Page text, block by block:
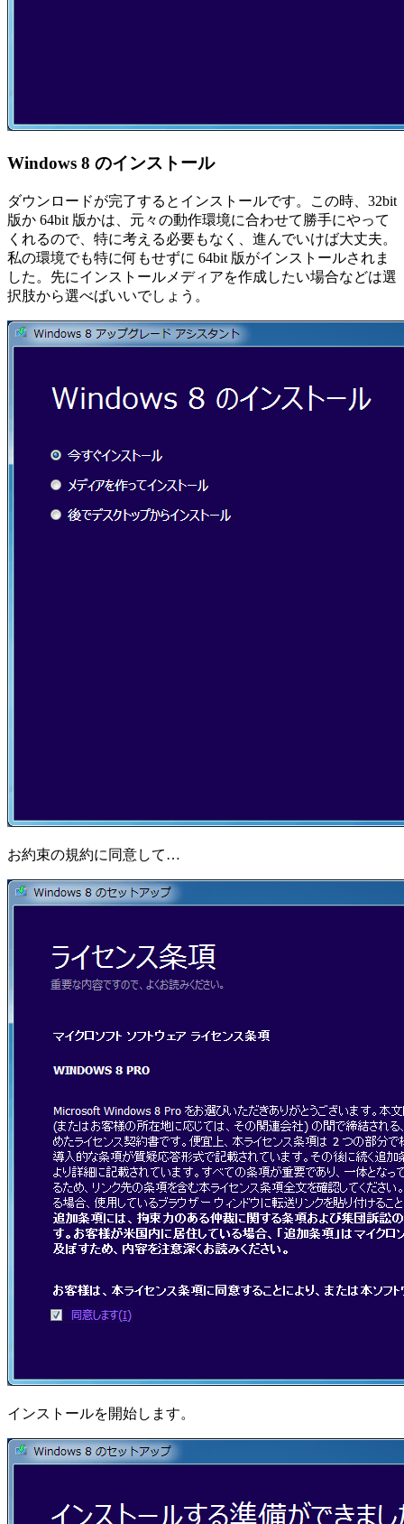
Windows 8 のインストール
ダウンロードが完了するとインストールです。この時、32bit
版か 64bit 版かは、元々の動作環境に合わせて勝手にやって
くれるので、特に考える必要もなく、進んでいけば大丈夫。
私の環境でも特に何もせずに 64bit 版がインストールされま
した。先にインストールメディアを作成したい場合などは選
択肢から選べばいいでしょう。
お約束の規約に同意して…
インストールを開始します。